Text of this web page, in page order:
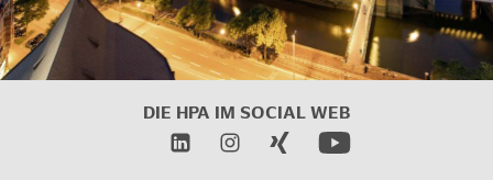
DIE HPA IM SOCIAL WEB